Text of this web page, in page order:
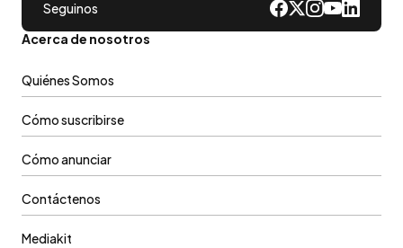
Seguinos
Acerca de nosotros
Quiénes Somos
Cómo suscribirse
Cómo anunciar
Contáctenos
Mediakit